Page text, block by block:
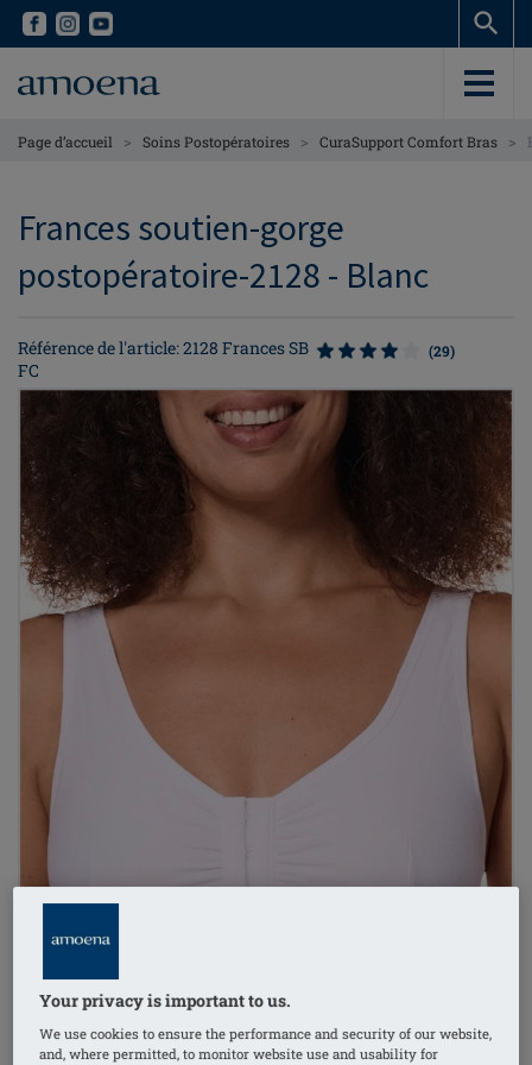
Skip
content
Skip
content
Page d’accueil > Soins Postopératoires > CuraSupport Comfort Bras >
Frances soutien-gorge
postopératoire-2128 - Blanc
Référence de l'article: 2128 Frances SB
FC
(29)
Your privacy is important to us.
We use cookies to ensure the performance and security of our website,
and, where permitted, to monitor website use and usability for